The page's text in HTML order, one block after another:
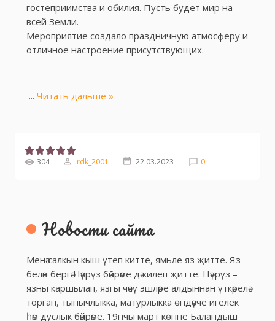
гостеприимства и обилия. Пусть будет мир на
всей Земли.
Мероприятие создало праздничную атмосферу и
отличное настроение присутствующих.
... Читать дальше »
304 rdk_2001 22.03.2023 0
Новости сайта
Менә салкын кыш үтеп китте, ямьле яз җитте. Яз
белән бергә Нәүрүз бәйрәме дә килеп җитте. Нәүрүз –
язны каршылап, язгы чәчү эшләре алдыннан үткәрелә
торган, тынычлыкка, матурлыкка өндәүче игелек
һәм дуслык бәйрәме. 19нчы март көнне Баландыш